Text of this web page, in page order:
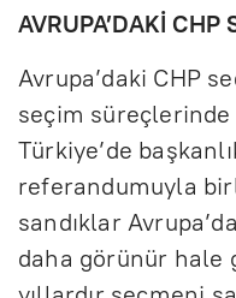
AVRUPA’DAKİ CHP
Avrupa’daki CHP
seçim
Türkiye’de
referandumuyla
sandıklar
daha görünür hale